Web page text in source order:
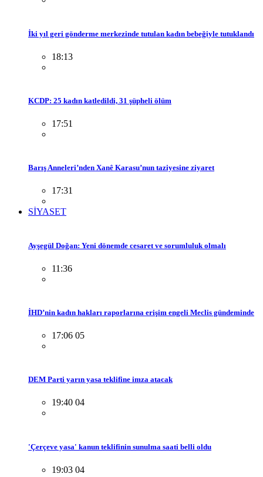
İki yıl geri gönderme merkezinde tutulan kadın bebeğiyle tutuklandı
18:13
KCDP: 25 kadın katledildi, 31 şüpheli ölüm
17:51
Barış Anneleri’nden Xanê Karasu’nun taziyesine ziyaret
17:31
SİYASET
Ayşegül Doğan: Yeni dönemde cesaret ve sorumluluk olmalı
11:36
İHD’nin kadın hakları raporlarına erişim engeli Meclis gündeminde
17:06 05
DEM Parti yarın yasa teklifine imza atacak
19:40 04
'Çerçeve yasa' kanun teklifinin sunulma saati belli oldu
19:03 04